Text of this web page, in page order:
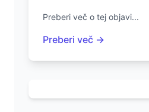
Preberi več o tej objavi...
Preberi več →